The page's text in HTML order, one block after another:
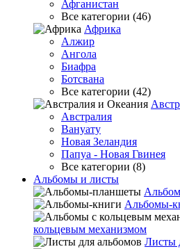
Афганистан
Все категории (46)
Африка
Алжир
Ангола
Биафра
Ботсвана
Все категории (42)
Австралия
Вануату
Новая Зеландия
Папуа - Новая Гвинея
Все категории (8)
Альбомы и листы
Альбомы-
кольцевым механизмом
Листы